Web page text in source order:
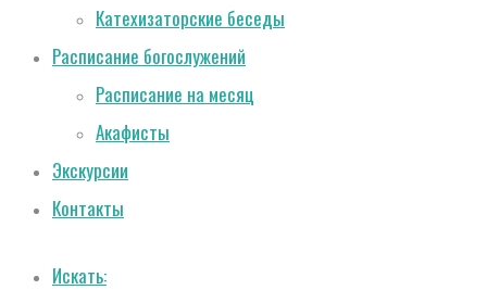
Катехизаторские беседы
Расписание богослужений
Расписание на месяц
Акафисты
Экскурсии
Контакты
Искать: